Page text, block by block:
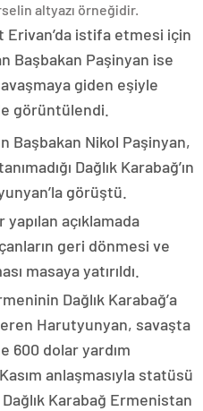
altyazı örneğidir.
Erivan’da istifa etmesi için
Başbakan Paşinyan ise
giden eşiyle
görüntülendi.
Başbakan Nikol Paşinyan,
Dağlık Karabağ’ın
görüştü.
açıklamada
geri dönmesi ve
masaya yatırıldı.
Dağlık Karabağ’a
Harutyunyan, savaşta
600 dolar yardım
anlaşmasıyla statüsü
Karabağ Ermenistan